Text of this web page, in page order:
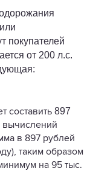
покупателей
от 200 л.с.
составить 897
вычислений
в 897 рублей
таким образом
на 95 тыс.